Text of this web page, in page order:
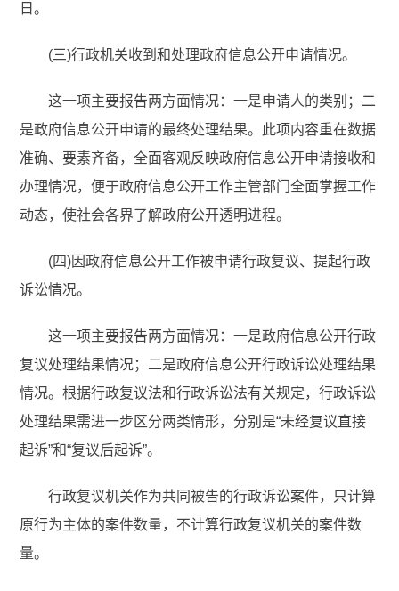
日。
(三)行政机关收到和处理政府信息公开申请情况。
这一项主要报告两方面情况：一是申请人的类别；二
是政府信息公开申请的最终处理结果。此项内容重在数据
准确、要素齐备，全面客观反映政府信息公开申请接收和
办理情况，便于政府信息公开工作主管部门全面掌握工作
动态，使社会各界了解政府公开透明进程。
(四)因政府信息公开工作被申请行政复议、提起行政
诉讼情况。
这一项主要报告两方面情况：一是政府信息公开行政
复议处理结果情况；二是政府信息公开行政诉讼处理结果
情况。根据行政复议法和行政诉讼法有关规定，行政诉讼
处理结果需进一步区分两类情形，分别是“未经复议直接
起诉”和“复议后起诉”。
行政复议机关作为共同被告的行政诉讼案件，只计算
原行为主体的案件数量，不计算行政复议机关的案件数
量。